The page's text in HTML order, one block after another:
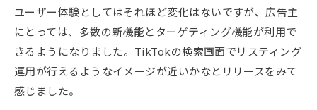
ユーザー体験としてはそれほど変化はないですが、広告主
にとっては、多数の新機能とターゲティング機能が利用で
きるようになりました。TikTokの検索画面でリスティング
運用が行えるようなイメージが近いかなとリリースをみて
感じました。